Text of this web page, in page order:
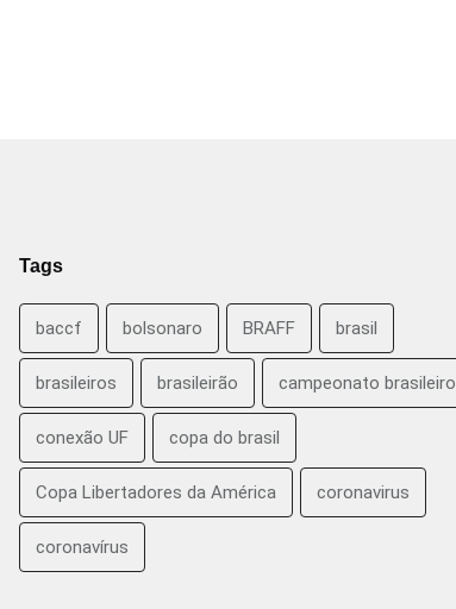
Tags
baccf bolsonaro BRAFF brasil
brasileiros brasileirão campeonato brasileiro
conexão UF copa do brasil
Copa Libertadores da América coronavirus
coronavírus